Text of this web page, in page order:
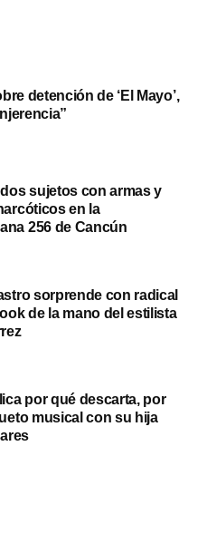
detención de ‘El Mayo’,
sujetos con armas y
en la
256 de Cancún
sorprende con radical
de la mano del estilista
por qué descarta, por
musical con su hija